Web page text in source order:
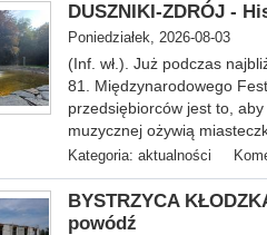
DUSZNIKI-ZDRÓJ -
Poniedziałek, 2026-08-03
(Inf. wł.). Już podczas
81. Międzynarodowego
przedsiębiorców jest to,
muzycznej ożywią
Kategoria: aktualności
BYSTRZYCA
powódź